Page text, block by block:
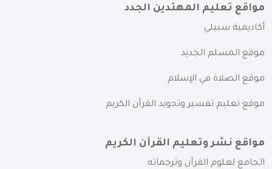
مواقع تعليم المهتدين الجدد
أكاديمية سبيلي
موقع المسلم الجديد
موقع الصلاة في الإسلام
موقع تعليم تفسير وتجويد القرآن الكريم
مواقع نشر وتعليم القرآن الكريم
الجامع لعلوم القرآن وترجماته